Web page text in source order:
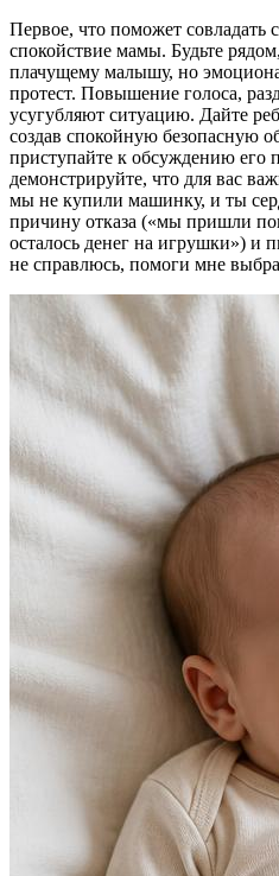
Первое, что поможет совладать
спокойствие мамы. Будьте
плачущему малышу, но
протест. Повышение голоса,
усугубляют ситуацию. Дайте
создав спокойную безопасную
приступайте к обсуждению его
демонстрируйте, что для вас
мы не купили машинку, и ты
причину отказа («мы пришли
осталось денег на игрушки») и
не справлюсь, помоги мне